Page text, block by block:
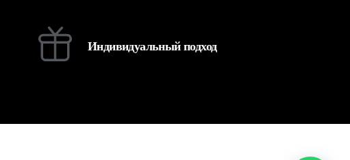
Индивидуальный подход